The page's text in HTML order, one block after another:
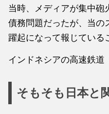
当時、メディアが集中砲
債務問題だったが、当の
躍起になって報じている
インドネシアの高速鉄道
そもそも日本と